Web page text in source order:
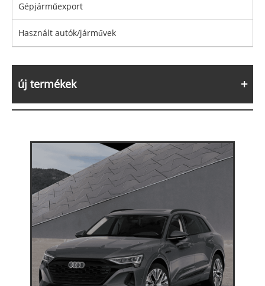
Gépjárműexport
Használt autók/járművek
új termékek